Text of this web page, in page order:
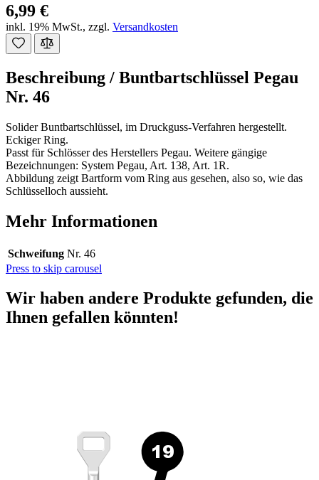
6,99 €
inkl. 19% MwSt., zzgl. Versandkosten
Beschreibung / Buntbartschlüssel Pegau
Nr. 46
Solider Buntbartschlüssel, im Druckguss-Verfahren hergestellt.
Eckiger Ring.
Passt für Schlösser des Herstellers Pegau. Weitere gängige
Bezeichnungen: System Pegau, Art. 138, Art. 1R.
Abbildung zeigt Bartform vom Ring aus gesehen, also so, wie das
Schlüsselloch aussieht.
Mehr Informationen
Schweifung Nr. 46
Press to skip carousel
Wir haben andere Produkte gefunden, die
Ihnen gefallen könnten!